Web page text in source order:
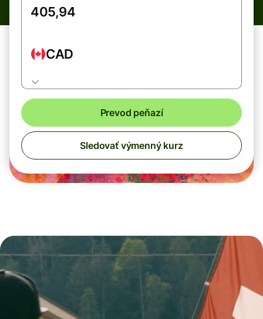
CAD
Prevod peňazí
Sledovať výmenný kurz